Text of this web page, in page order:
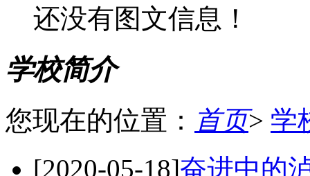
还没有图文信息！
学校简介
您现在的位置： 首页> 学
[2020-05-18]奋进中的